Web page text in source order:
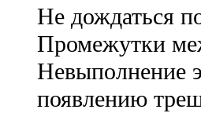
Не дождаться
Промежутки
Невыполнение
появлению